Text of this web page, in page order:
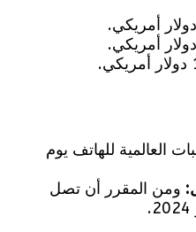
للهاتف يوم
أن تصل